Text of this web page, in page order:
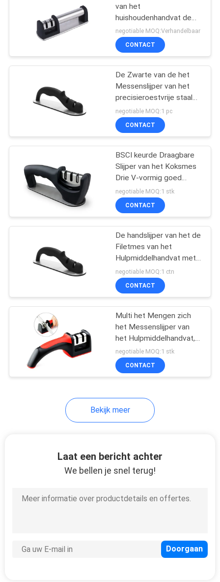
Messen Scherpende
Staaf
Elektrische
Messenhouder
16
Nieuwe Aankomst
18
Bevorderingspunten
Ander
van het
huishoudenhandvat de
Toebehoren van de het
Roestvrije staalkeuken
200 * 62 * 64mm
negotiable MOQ:Verhandelbaar
CONTACT
De Zwarte van de het
Messenslijper van het
precisieroestvrije staal
met niet - de Bodem van
het Misstapstaal
negotiable MOQ:1 pc
CONTACT
BSCI keurde Draagbare
Slijper van het Koksmes
Drie V-vormig goed
Groevenontwerp
negotiable MOQ:1 stk
CONTACT
De handslijper van het de
Filetmes van het
Hulpmiddelhandvat met
Achterkleurengrootte
190 * 62 * 60mm
negotiable MOQ:1 ctn
CONTACT
Multi het Mengen zich
het Messenslijper van
het Hulpmiddelhandvat,
de Overgegaane Slijper
van het 2 Stapmes met
FDA
negotiable MOQ:1 stk
CONTACT
Bekijk meer
Laat een bericht achter
We bellen je snel terug!